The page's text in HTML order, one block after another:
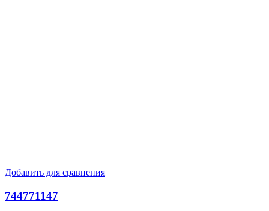
Добавить для сравнения
744771147